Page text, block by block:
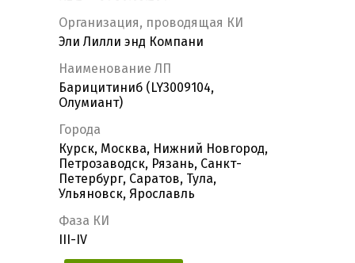
Организация, проводящая КИ
Эли Лилли энд Компани
Наименование ЛП
Барицитиниб (LY3009104,
Олумиант)
Города
Курск, Москва, Нижний Новгород,
Петрозаводск, Рязань, Санкт-
Петербург, Саратов, Тула,
Ульяновск, Ярославль
Фаза КИ
III-IV